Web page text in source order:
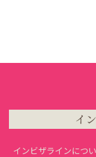
イ
インビザラインにつ